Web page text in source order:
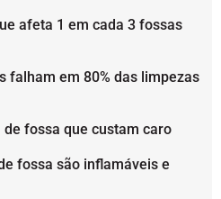
afeta 1 em cada 3 fossas
falham em 80% das limpezas
fossa que custam caro
fossa são inflamáveis e